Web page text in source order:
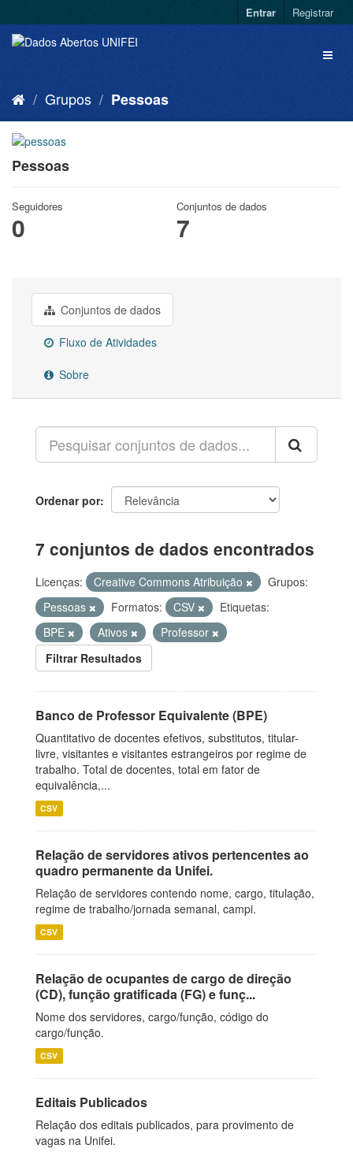
Entrar Registrar
Grupos Pessoas
Pessoas
Seguidores
0
Conjuntos de dados
7
Conjuntos de dados
Fluxo de Atividades
Sobre
Ordenar por
7 conjuntos de dados encontrados
Licenças: Creative Commons Atribuição
Grupos:
Pessoas
Formatos: CSV
Etiquetas:
BPE
Ativos
Professor
Filtrar Resultados
Banco de Professor Equivalente (BPE)
Quantitativo de docentes efetivos, substitutos, titular-
livre, visitantes e visitantes estrangeiros por regime de
trabalho. Total de docentes, total em fator de
equivalência,...
CSV
Relação de servidores ativos pertencentes ao
quadro permanente da Unifei.
Relação de servidores contendo nome, cargo, titulação,
regime de trabalho/jornada semanal, campi.
CSV
Relação de ocupantes de cargo de direção
(CD), função gratificada (FG) e funç...
Nome dos servidores, cargo/função, código do
cargo/função.
CSV
Editais Publicados
Relação dos editais publicados, para provimento de
vagas na Unifei.